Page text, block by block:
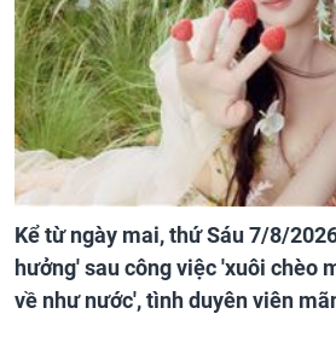
Kể từ ngày mai, thứ Sáu 7/8/
hưởng' sau công việc 'xuôi chèo
về như nước', tình duyên viên